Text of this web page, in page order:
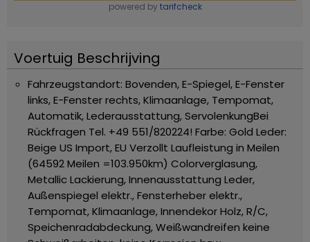
powered by tarifcheck
Voertuig Beschrijving
Fahrzeugstandort: Bovenden, E-Spiegel, E-Fenster
links, E-Fenster rechts, Klimaanlage, Tempomat,
Automatik, Lederausstattung, ServolenkungBei
Rückfragen Tel. +49 551/820224! Farbe: Gold Leder:
Beige US Import, EU Verzollt Laufleistung in Meilen
(64592 Meilen =103.950km) Colorverglasung,
Metallic Lackierung, Innenausstattung Leder,
Außenspiegel elektr., Fensterheber elektr.,
Tempomat, Klimaanlage, Innendekor Holz, R/C,
Speichenradabdeckung, Weißwandreifen keine